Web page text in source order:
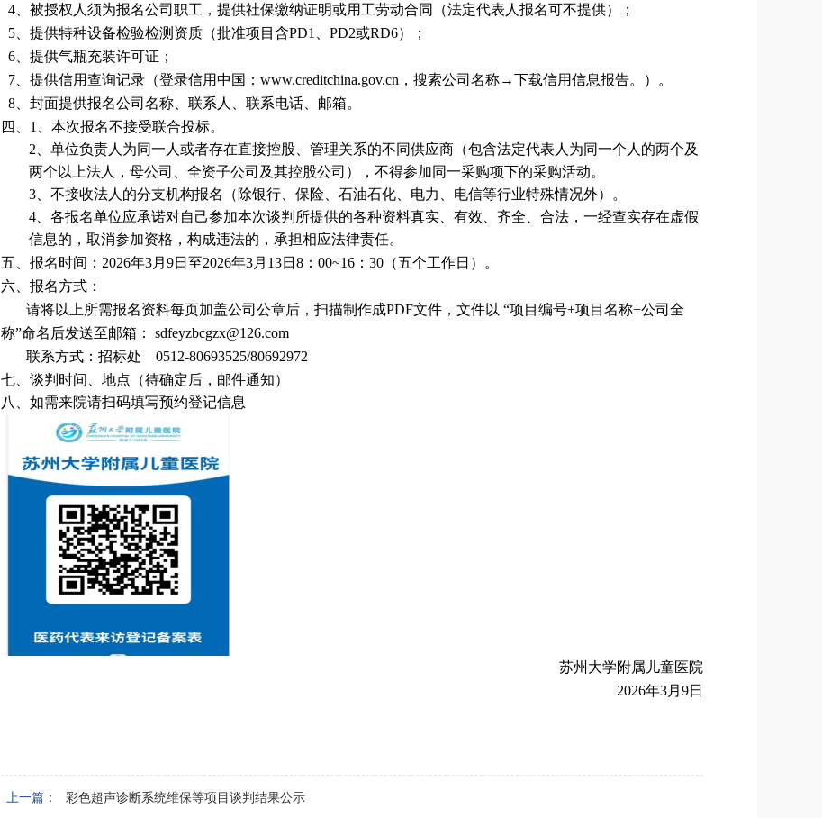
4 、被授权人须为报名公司职工，提供社保缴纳证明或用工劳动合同（法定代表人报名可不提供）；
5、提供特种设备检验检测资质（批准项目含PD1、PD2或RD6）；
6、 提供气瓶充装许可证；
7、提供信用查询记录（登录信用中国：www.creditchina.gov.cn，搜索公司名称→下载信用信息报告。）。
8 、封面提供报名公司名称、联系人、联系电话、邮箱。
四、 1、本次报名不接受联合投标。
2、单位负责人为同一人或者存在直接控股、管理关系的不同供应商（包含法定代表人为同一个人的两个及
两个以上法人，母公司、全资子公司及其控股公司），不得参加同一采购项下的采购活动。
3、不接收法人的分支机构报名（除银行、保险、石油石化、电力、电信等行业特殊情况外）。
4、各报名单位应承诺对自己参加本次谈判所提供的各种资料真实、有效、齐全、合法，一经查实存在虚假
信息的，取消参加资格，构成违法的，承担相应法律责任。
五、报名时间： 2026年3月 9日至2026年3月13日 8 ： 00~16 ： 30 （五个工作日）。
六、报名方式：
请将以上所需报名资料每页加盖公司公章后，扫描制作成PDF文件，文件以 “项目编号+项目名称+公司全
称”命名后发送至邮箱：
sdfeyzbcgzx@126.com
联系方式：招标处 0512-80693525/80692972
七、谈判时间、地点（待确定后，邮件通知）
八、如需来院请扫码填写预约登记信息
苏州大学附属儿童医院
2026年3月 9日
上一篇：
彩色超声诊断系统维保等项目谈判结果公示